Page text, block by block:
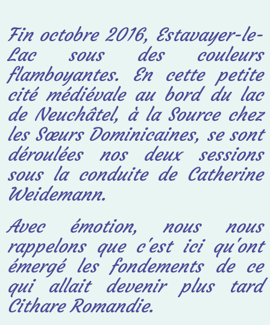
Fin octobre 2016, Estavayer-le-
Lac sous des couleurs
flamboyantes. En cette petite
cité médiévale au bord du lac
de Neuchâtel, à la Source chez
les Sœurs Dominicaines, se sont
déroulées nos deux sessions
sous la conduite de Catherine
Weidemann.
Avec émotion, nous nous
rappelons que c'est ici qu'ont
émergé les fondements de ce
qui allait devenir plus tard
Cithare Romandie.